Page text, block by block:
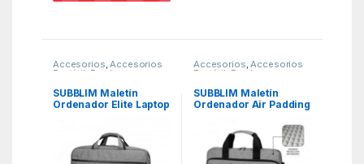
Accesorios,Accesorios
Portátil Fundas y
SUBBLIM Maletín
Ordenador Elite Laptop
Accesorios,Accesorios
Portátil Fundas y
SUBBLIM Maletín
Ordenador Air Padding